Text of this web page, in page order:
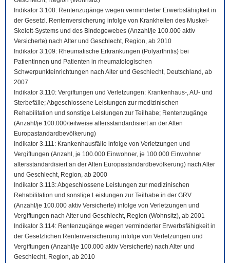
Indikator 3.108: Rentenzugänge wegen verminderter Erwerbsfähigkeit in
der Gesetzl. Rentenversicherung infolge von Krankheiten des Muskel-
Skelett-Systems und des Bindegewebes (Anzahl/je 100.000 aktiv
Versicherte) nach Alter und Geschlecht, Region, ab 2010
Indikator 3.109: Rheumatische Erkrankungen (Polyarthritis) bei
Patientinnen und Patienten in rheumatologischen
Schwerpunkteinrichtungen nach Alter und Geschlecht, Deutschland, ab
2007
Indikator 3.110: Vergiftungen und Verletzungen: Krankenhaus-, AU- und
Sterbefälle; Abgeschlossene Leistungen zur medizinischen
Rehabilitation und sonstige Leistungen zur Teilhabe; Rentenzugänge
(Anzahl/je 100.000/teilweise altersstandardisiert an der Alten
Europastandardbevölkerung)
Indikator 3.111: Krankenhausfälle infolge von Verletzungen und
Vergiftungen (Anzahl, je 100.000 Einwohner, je 100.000 Einwohner
altersstandardisiert an der Alten Europastandardbevölkerung) nach Alter
und Geschlecht, Region, ab 2000
Indikator 3.113: Abgeschlossene Leistungen zur medizinischen
Rehabilitation und sonstige Leistungen zur Teilhabe in der GRV
(Anzahl/je 100.000 aktiv Versicherte) infolge von Verletzungen und
Vergiftungen nach Alter und Geschlecht, Region (Wohnsitz), ab 2001
Indikator 3.114: Rentenzugänge wegen verminderter Erwerbsfähigkeit in
der Gesetzlichen Rentenversicherung infolge von Verletzungen und
Vergiftungen (Anzahl/je 100.000 aktiv Versicherte) nach Alter und
Geschlecht, Region, ab 2010